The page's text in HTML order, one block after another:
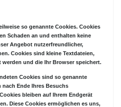
so genannte Cookies. Cookies
Schaden an und enthalten keine
Angebot nutzerfreundlicher,
Cookies sind kleine Textdateien,
werden und die Ihr Browser speichert.
Cookies sind so genannte
nach Ende Ihres Besuchs
bleiben auf Ihrem Endgerät
Diese Cookies ermöglichen es uns,